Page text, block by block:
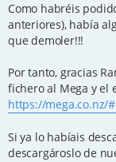
Como habréis
anteriores), había
que demoler!!!
Por tanto, gracias
fichero al Mega y el
https://mega.co.nz/
Si ya lo habíais
descargároslo de